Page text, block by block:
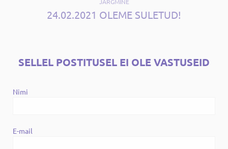
24.02.2021 OLEME SULETUD!
SELLEL POSTITUSEL EI OLE VASTUSEID
Nimi
E-mail